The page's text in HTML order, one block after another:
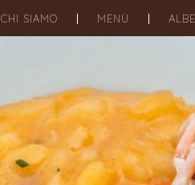
CHI SIAMO MENÙ